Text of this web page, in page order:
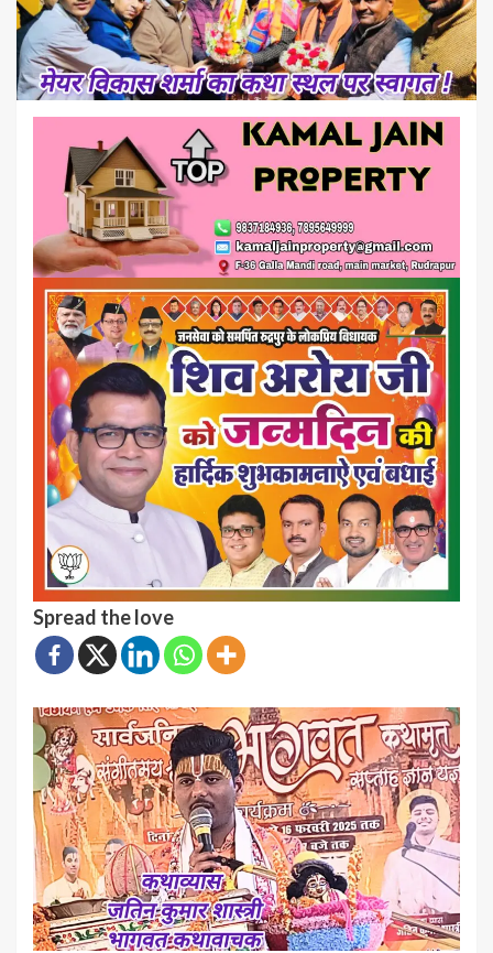
Spread the love